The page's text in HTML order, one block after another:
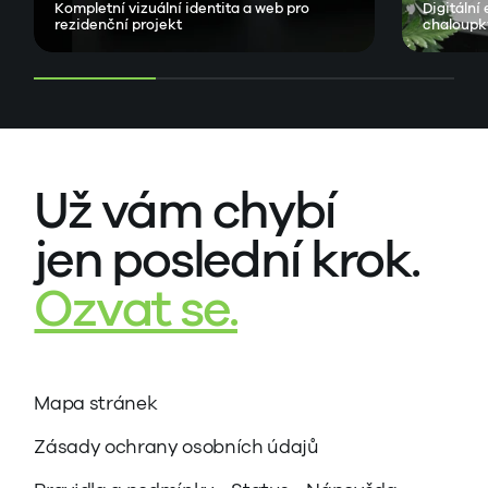
Kompletní vizuální identita a web pro
rezidenční projekt
Digitální
Už vám chybí
jen poslední krok.
Ozvat se.
Mapa stránek
Zásady ochrany osobních údajů